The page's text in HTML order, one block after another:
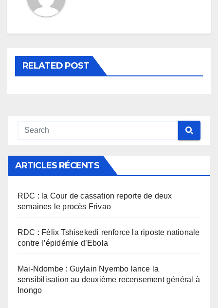
RELATED POST
ARTICLES RÉCENTS
RDC : la Cour de cassation reporte de deux
semaines le procès Frivao
RDC : Félix Tshisekedi renforce la riposte nationale
contre l’épidémie d’Ebola
Mai-Ndombe : Guylain Nyembo lance la
sensibilisation au deuxième recensement général à
Inongo